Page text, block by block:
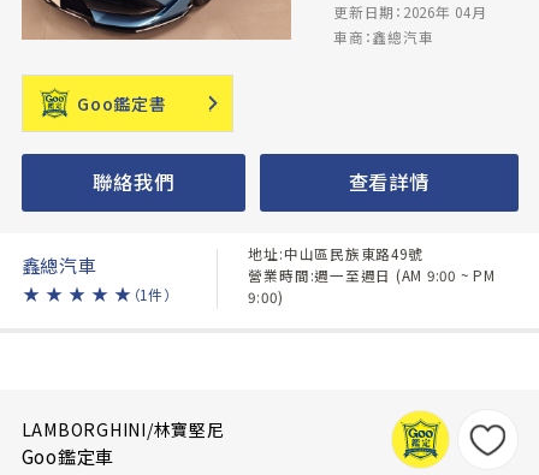
更新日期：2026年 04月
車商：鑫總汽車
Goo鑑定書
聯絡我們 查看詳情
鑫總汽車
★ ★ ★ ★ ★ （1件）
地址:中山區民族東路49號
營業時間:週一至週日 (AM 9:00 ~ PM
9:00)
LAMBORGHINI/林寶堅尼
Goo鑑定車